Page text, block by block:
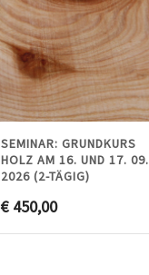
SEMINAR: GRUNDKURS
HOLZ AM 16. UND 17. 09.
2026 (2-TÄGIG)
€ 450,00